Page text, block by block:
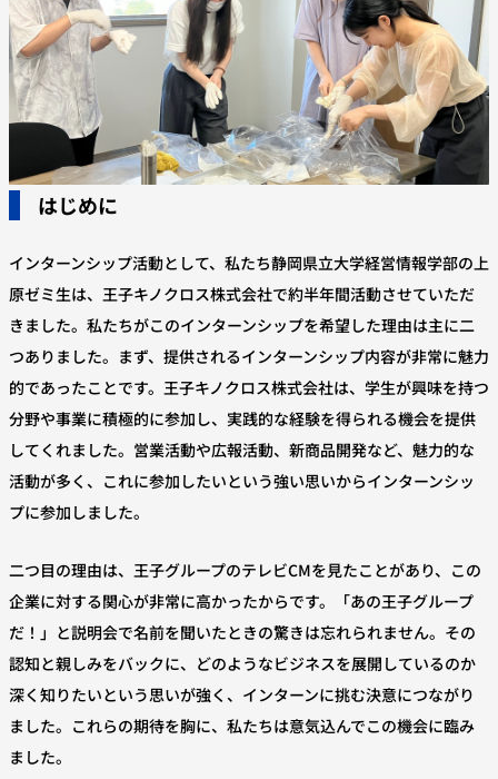
はじめに
インターンシップ活動として、私たち静岡県立大学経営情報学部の上
原ゼミ生は、王子キノクロス株式会社で約半年間活動させていただ
きました。私たちがこのインターンシップを希望した理由は主に二
つありました。まず、提供されるインターンシップ内容が非常に魅力
的であったことです。王子キノクロス株式会社は、学生が興味を持つ
分野や事業に積極的に参加し、実践的な経験を得られる機会を提供
してくれました。営業活動や広報活動、新商品開発など、魅力的な
活動が多く、これに参加したいという強い思いからインターンシッ
プに参加しました。
二つ目の理由は、王子グループのテレビCMを見たことがあり、この
企業に対する関心が非常に高かったからです。「あの王子グループ
だ！」と説明会で名前を聞いたときの驚きは忘れられません。その
認知と親しみをバックに、どのようなビジネスを展開しているのか
深く知りたいという思いが強く、インターンに挑む決意につながり
ました。これらの期待を胸に、私たちは意気込んでこの機会に臨み
ました。